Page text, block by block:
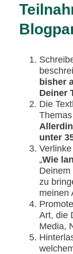
bisher
Deiner
Die
unter
„Wie
Deinem
zu
meinen
Art, die
Media,